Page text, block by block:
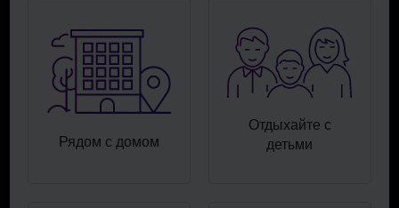
Рядом с домом
Отдыхайте с
детьми